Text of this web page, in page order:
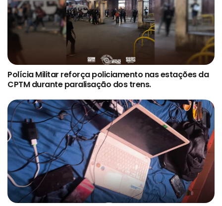
Polícia Militar reforça policiamento nas estações da
CPTM durante paralisação dos trens.